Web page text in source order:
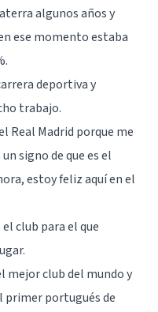
algunos años y
ese momento estaba
deportiva y
trabajo.
Real Madrid porque me
signo de que es el
estoy feliz aquí en el
club para el que
mejor club del mundo y
primer portugués de